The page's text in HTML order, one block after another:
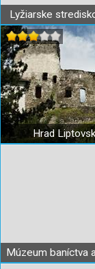
Lyžiarske
Hrad